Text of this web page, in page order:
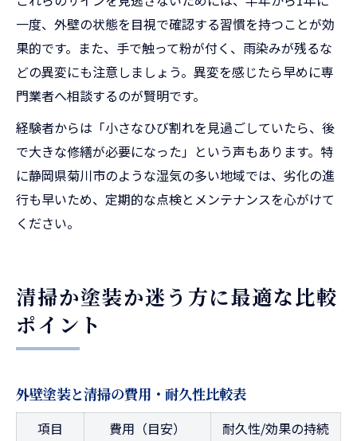
一度、外壁の状態を目視で確認する習慣を持つことが効
果的です。また、手で触って粉が付く、雨染みが残るな
どの異変にも注意しましょう。異変を感じたら早めに専
門業者へ相談するのが賢明です。
経験者からは「小さなひび割れを見過ごしていたら、後
で大きな修繕が必要になった」という声もあります。特
に静岡県菊川市のような湿気の多い地域では、劣化の進
行も早いため、定期的な点検とメンテナンスを心がけて
ください。
清掃か塗装か迷う方に最適な比較
ポイント
外壁塗装と清掃の費用・耐久性比較表
項目 費用（目安）
耐久性/効果の持続